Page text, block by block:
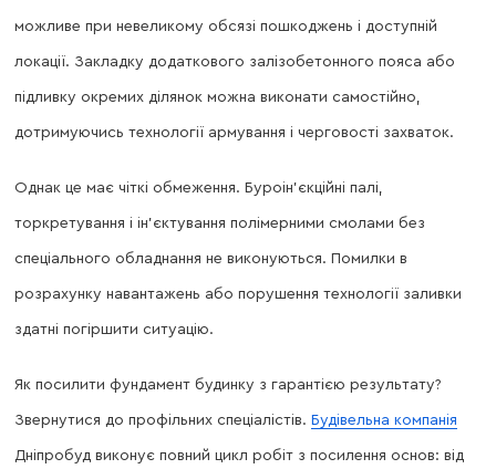
можливе при невеликому обсязі пошкоджень і доступній
локації. Закладку додаткового залізобетонного пояса або
підливку окремих ділянок можна виконати самостійно,
дотримуючись технології армування і черговості захваток.
Однак це має чіткі обмеження. Буроін’єкційні палі,
торкретування і ін’єктування полімерними смолами без
спеціального обладнання не виконуються. Помилки в
розрахунку навантажень або порушення технології заливки
здатні погіршити ситуацію.
Як посилити фундамент будинку з гарантією результату?
Звернутися до профільних спеціалістів. Будівельна компанія
Дніпробуд виконує повний цикл робіт з посилення основ: від